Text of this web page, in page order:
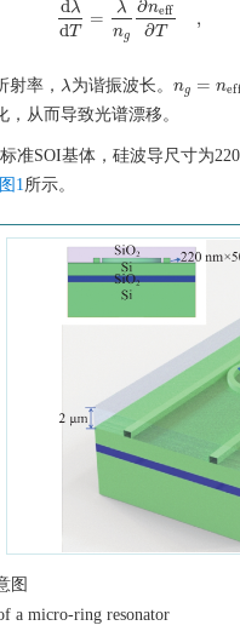
dλ
dT
=
λ
ng
∂neff
∂T
,
dλd T= λng ∂neff∂
射率， λ
λ 为谐振波长。ng = neff
ng =neff−
，从而导致光谱漂移。
准SOI基体，硅波导尺寸为
图1所示。
图
a micro-ring resonator